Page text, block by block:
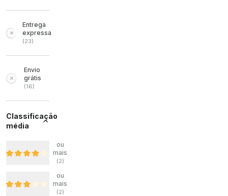
Entrega
expressa
(23)
Envio
grátis
(16)
Classificação
média
ou
mais
(2)
ou
mais
(2)